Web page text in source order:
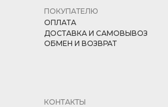
КОНТАКТЫ
ПОКУПАТЕЛЮ
ОПЛАТА
ДОСТАВКА И САМОВЫВОЗ
ОБМЕН И ВОЗВРАТ